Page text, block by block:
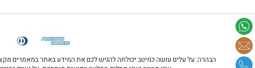
הבהרה: על עלים עושה כמיטב יכולתה להגיש לכם את המידע באתר במאמרים